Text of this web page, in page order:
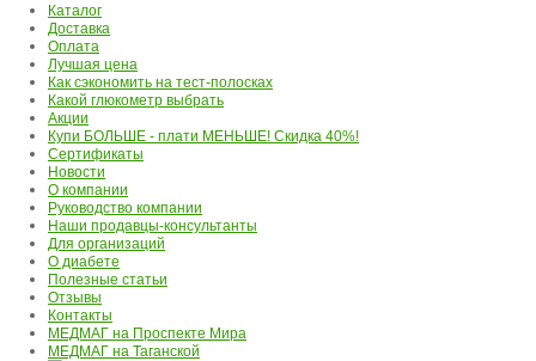
Каталог
Доставка
Оплата
Лучшая цена
Как сэкономить на тест-полосках
Какой глюкометр выбрать
Акции
Купи БОЛЬШЕ - плати МЕНЬШЕ! Скидка 40%!
Сертификаты
Новости
О компании
Руководство компании
Наши продавцы-консультанты
Для организаций
О диабете
Полезные статьи
Отзывы
Контакты
МЕДМАГ на Проспекте Мира
МЕДМАГ на Таганской